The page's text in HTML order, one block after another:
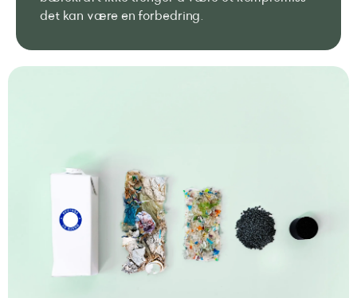
det kan være en forbedring.